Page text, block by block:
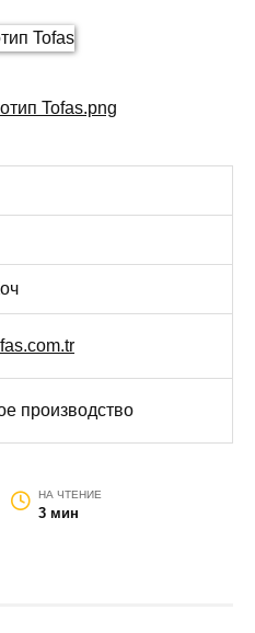
Tofas.png
производство
НА ЧТЕНИЕ
3 мин